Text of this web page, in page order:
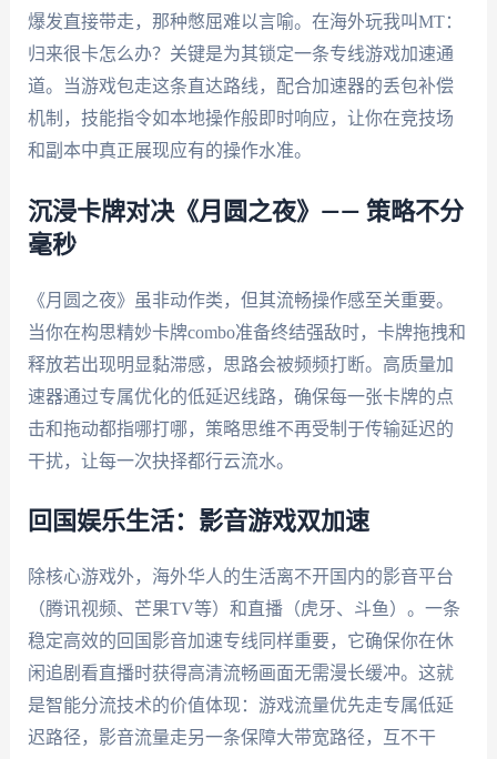
爆发直接带走，那种憋屈难以言喻。在海外玩我叫MT：
归来很卡怎么办？关键是为其锁定一条专线游戏加速通
道。当游戏包走这条直达路线，配合加速器的丢包补偿
机制，技能指令如本地操作般即时响应，让你在竞技场
和副本中真正展现应有的操作水准。
沉浸卡牌对决《月圆之夜》—— 策略不分
毫秒
《月圆之夜》虽非动作类，但其流畅操作感至关重要。
当你在构思精妙卡牌combo准备终结强敌时，卡牌拖拽和
释放若出现明显黏滞感，思路会被频频打断。高质量加
速器通过专属优化的低延迟线路，确保每一张卡牌的点
击和拖动都指哪打哪，策略思维不再受制于传输延迟的
干扰，让每一次抉择都行云流水。
回国娱乐生活：影音游戏双加速
除核心游戏外，海外华人的生活离不开国内的影音平台
（腾讯视频、芒果TV等）和直播（虎牙、斗鱼）。一条
稳定高效的回国影音加速专线同样重要，它确保你在休
闲追剧看直播时获得高清流畅画面无需漫长缓冲。这就
是智能分流技术的价值体现：游戏流量优先走专属低延
迟路径，影音流量走另一条保障大带宽路径，互不干